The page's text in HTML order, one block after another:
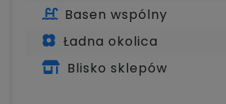
Basen wspólny
Ładna okolica
Blisko sklepów